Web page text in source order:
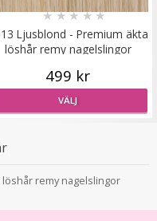
Ljusblond - Premium äkta
löshår remy nagelslingor
★★★★★
499 kr
VÄLJ
remy nagelslingor